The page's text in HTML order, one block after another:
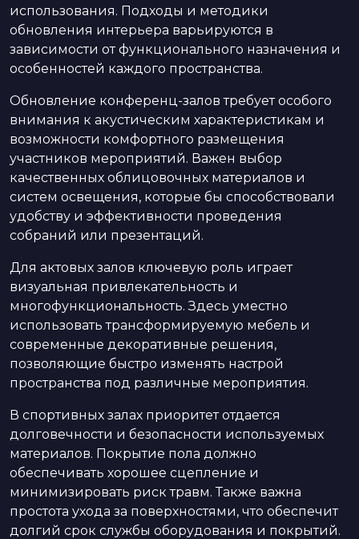
использования. Подходы и методики
обновления интерьера варьируются в
зависимости от функционального назначения и
особенностей каждого пространства.
Обновление конференц-залов требует особого
внимания к акустическим характеристикам и
возможности комфортного размещения
участников мероприятий. Важен выбор
качественных облицовочных материалов и
систем освещения, которые бы способствовали
удобству и эффективности проведения
собраний или презентаций.
Для актовых залов ключевую роль играет
визуальная привлекательность и
многофункциональность. Здесь уместно
использовать трансформируемую мебель и
современные декоративные решения,
позволяющие быстро изменять настрой
пространства под различные мероприятия.
В спортивных залах приоритет отдается
долговечности и безопасности используемых
материалов. Покрытие пола должно
обеспечивать хорошее сцепление и
минимизировать риск травм. Также важна
простота ухода за поверхностями, что обеспечит
долгий срок службы оборудования и покрытий.